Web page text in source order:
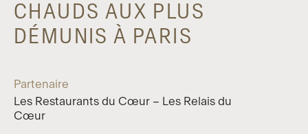
CHAUDS AUX PLUS
DÉMUNIS À PARIS
Partenaire
Les Restaurants du Cœur – Les Relais du
Cœur